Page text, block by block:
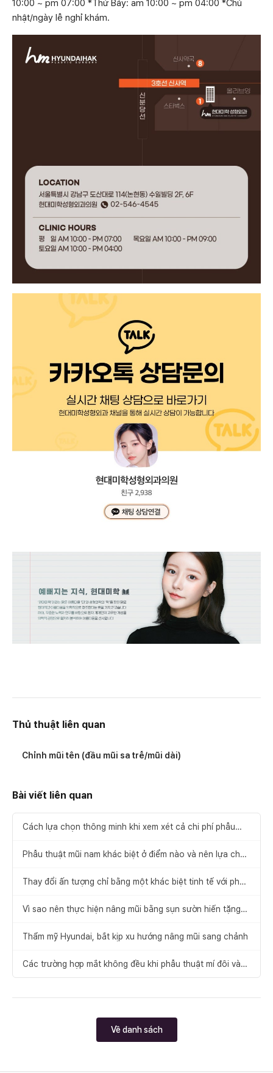
10:00 ~ pm 07:00 *Thứ Bảy: am 10:00 ~ pm 04:00 *Chủ
nhật/ngày lễ nghỉ khám.
Thủ thuật liên quan
Chỉnh mũi tên (đầu mũi sa trễ/mũi dài)
Bài viết liên quan
Cách lựa chọn thông minh khi xem xét cả chi phí phẫu
Phẫu thuật mũi nam khác biệt ở điểm nào và nên lựa chọn
Thay đổi ấn tượng chỉ bằng một khác biệt tinh tế với phẫu
Vì sao nên thực hiện nâng mũi bằng sụn sườn hiến tặng
Thẩm mỹ Hyundai, bắt kịp xu hướng nâng mũi sang chảnh
Các trường hợp mắt không đều khi phẫu thuật mí đôi và
cách khắc phục
Về danh sách